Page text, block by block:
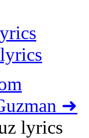
➜
lyrics